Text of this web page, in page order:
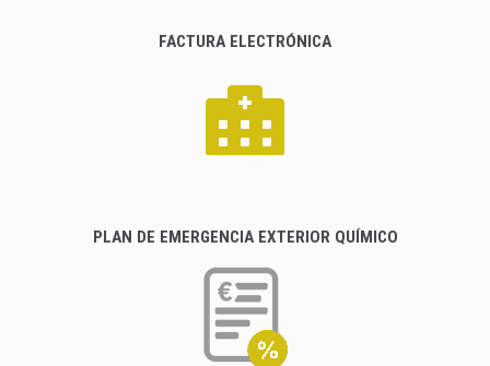
FACTURA ELECTRÓNICA
PLAN DE EMERGENCIA EXTERIOR QUÍMICO